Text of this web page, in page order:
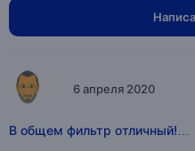
6 апреля 2020
В общем фильтр отличный!…